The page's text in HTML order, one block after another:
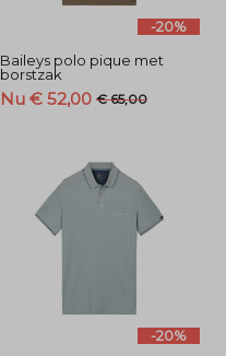
-20%
Baileys polo pique met
borstzak
Nu € 52,00 € 65,00
-20%